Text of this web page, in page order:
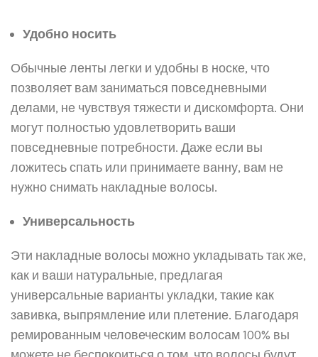
Удобно носить
Обычные ленты легки и удобны в носке, что
позволяет вам заниматься повседневными
делами, не чувствуя тяжести и дискомфорта. Они
могут полностью удовлетворить ваши
повседневные потребности. Даже если вы
ложитесь спать или принимаете ванну, вам не
нужно снимать накладные волосы.
Универсальность
Эти накладные волосы можно укладывать так же,
как и ваши натуральные, предлагая
универсальные варианты укладки, такие как
завивка, выпрямление или плетение. Благодаря
ремированным человеческим волосам 100% вы